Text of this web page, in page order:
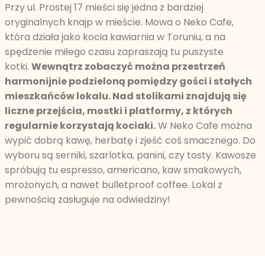
Przy ul. Prostej 17 mieści się jedna z bardziej
oryginalnych knajp w mieście. Mowa o Neko Cafe,
która działa jako kocia kawiarnia w Toruniu, a na
spędzenie miłego czasu zapraszają tu puszyste
kotki. Wewnątrz zobaczyć można przestrzeń
harmonijnie podzieloną pomiędzy gości i stałych
mieszkańców lokalu. Nad stolikami znajdują się
liczne przejścia, mostki i platformy, z których
regularnie korzystają kociaki.W Neko Cafe można
wypić dobrą kawę, herbatę i zjeść coś smacznego. Do
wyboru są serniki, szarlotka, panini, czy tosty. Kawosze
spróbują tu espresso, americano, kaw smakowych,
mrożonych, a nawet bulletproof coffee. Lokal z
pewnością zasługuje na odwiedziny!